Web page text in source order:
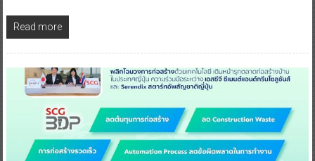
Read more